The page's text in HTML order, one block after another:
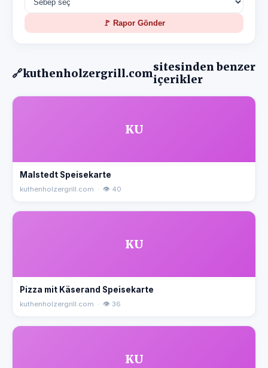
🚩 Rapor Gönder
🔗kuthenholzergrill.comsitesinden benzer
içerikler
KU
Malstedt Speisekarte
kuthenholzergrill.com · 👁 40
KU
Pizza mit Käserand Speisekarte
kuthenholzergrill.com · 👁 36
KU